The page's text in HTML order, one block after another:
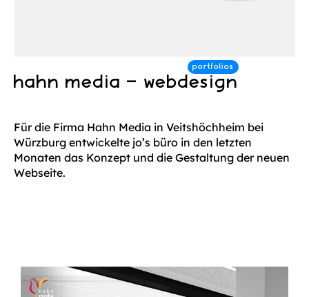
hahn media – webdesign
Für die Firma Hahn Media in Veitshöchheim bei
Würzburg entwickelte jo’s büro in den letzten
Monaten das Konzept und die Gestaltung der neuen
Webseite.